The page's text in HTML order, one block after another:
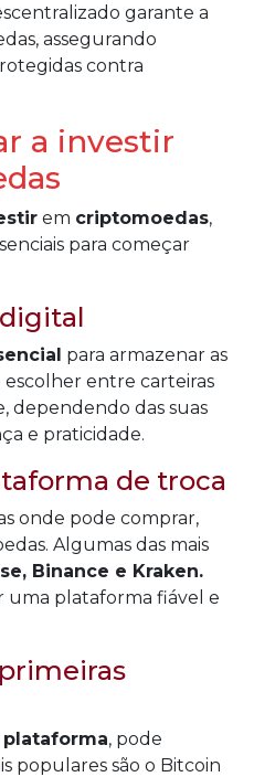
garante a
assegurando
contra
a investir
em criptomoedas,
para começar
para armazenar as
escolher entre carteiras
dependendo das suas
e praticidade.
de troca
onde pode comprar,
Algumas das mais
Binance e Kraken.
uma plataforma fiável e
plataforma, pode
populares são o Bitcoin